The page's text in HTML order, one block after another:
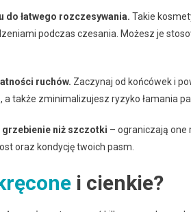
do łatwego rozczesywania. Takie
podczas czesania. Możesz je
ruchów. Zaczynaj od końcówek i
a także zminimalizujesz ryzyko łamania
grzebienie niż szczotki – ograniczają
oraz kondycję twoich pasm.
i cienkie?